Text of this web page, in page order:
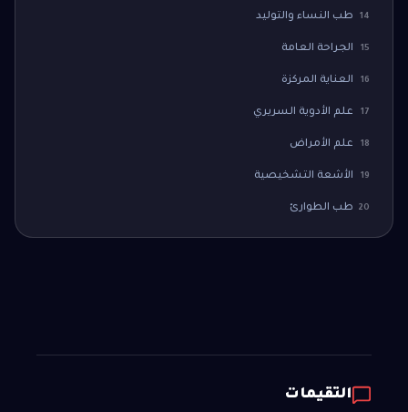
14 طب النساء والتوليد
15 الجراحة العامة
16 العناية المركزة
17 علم الأدوية السريري
18 علم الأمراض
19 الأشعة التشخيصية
20 طب الطوارئ
التقيمات